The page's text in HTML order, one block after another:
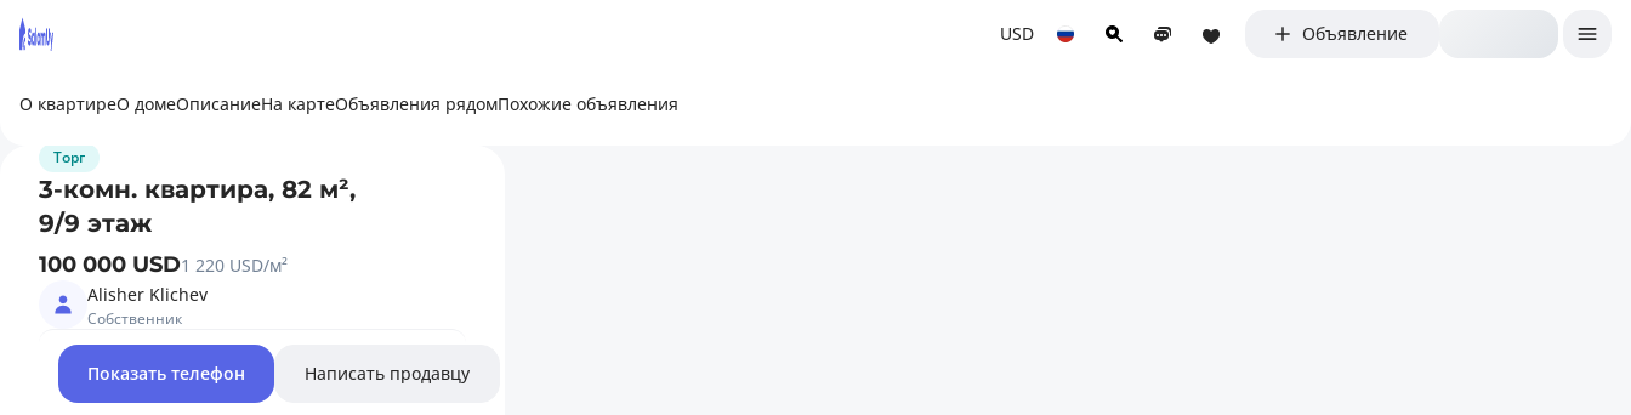
USD Объявление
О квартиреО домеОписаниеНа картеОбъявления рядомПохожие объявления
Торг
3-комн. квартира, 82 м²,
9/9 этаж
100 000 USD1 220 USD/м²
Alisher Klichev
Собственник
Показать телефон Написать продавцу